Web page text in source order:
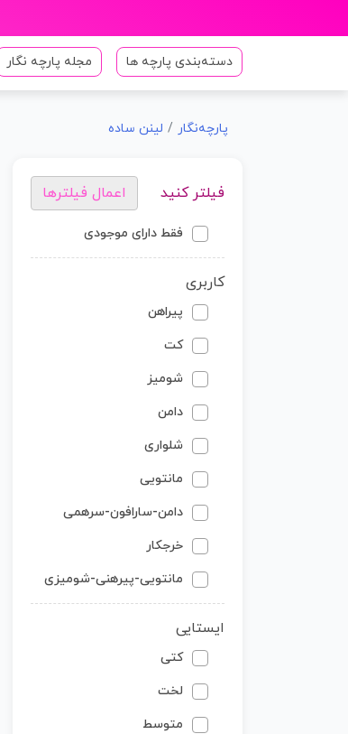
دسته‌بندی پارچه ها مجله پارچه نگار
پارچه‌نگار لینن ساده
فیلتر کنید اعمال فیلترها
فقط دارای موجودی
کاربری
پیراهن
کت
شومیز
دامن
شلواری
مانتویی
دامن-سارافون-سرهمی
خرجکار
مانتویی-پیرهنی-شومیزی
ایستایی
کتی
لخت
متوسط